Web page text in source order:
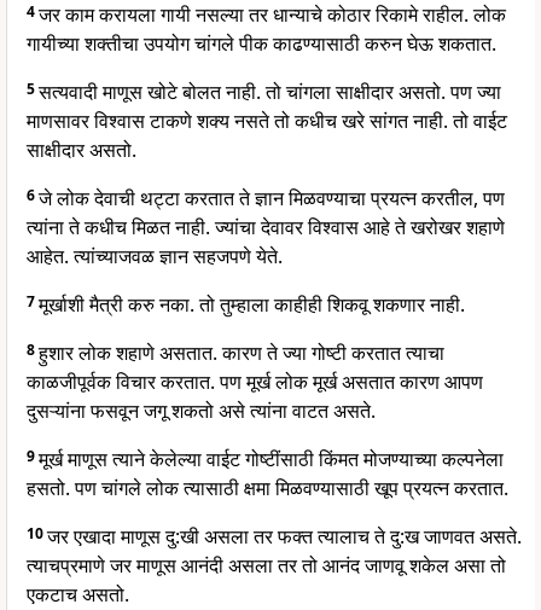
4जर काम करायला गायी नसल्या तर धान्याचे कोठार रिकामे राहील. लोक
गायीच्या शक्तीचा उपयोग चांगले पीक काढण्यासाठी करुन घेऊ शकतात.
5सत्यवादी माणूस खोटे बोलत नाही. तो चांगला साक्षीदार असतो. पण ज्या
माणसावर विश्वास टाकणे शक्य नसते तो कधीच खरे सांगत नाही. तो वाईट
साक्षीदार असतो.
6जे लोक देवाची थट्टा करतात ते ज्ञान मिळवण्याचा प्रयत्न करतील, पण
त्यांना ते कधीच मिळत नाही. ज्यांचा देवावर विश्वास आहे ते खरोखर शहाणे
आहेत. त्यांच्याजवळ ज्ञान सहजपणे येते.
7मूर्खाशी मैत्री करु नका. तो तुम्हाला काहीही शिकवू शकणार नाही.
8हुशार लोक शहाणे असतात. कारण ते ज्या गोष्टी करतात त्याचा
काळजीपूर्वक विचार करतात. पण मूर्ख लोक मूर्ख असतात कारण आपण
दुसऱ्यांना फसवून जगू शकतो असे त्यांना वाटत असते.
9मूर्ख माणूस त्याने केलेल्या वाईट गोष्टींसाठी किंमत मोजण्याच्या कल्पनेला
हसतो. पण चांगले लोक त्यासाठी क्षमा मिळवण्यासाठी खूप प्रयत्न करतात.
10जर एखादा माणूस दु:खी असला तर फक्त त्यालाच ते दु:ख जाणवत असते.
त्याचप्रमाणे जर माणूस आनंदी असला तर तो आनंद जाणवू शकेल असा तो
एकटाच असतो.